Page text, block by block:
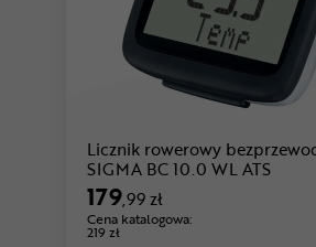
Licznik rowerowy
SIGMA BC 10.0 WL ATS
179,99 zł
Cena katalogowa:
219 zł